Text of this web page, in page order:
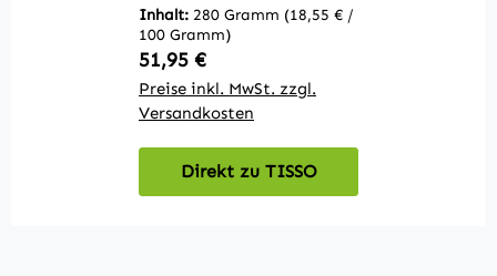
Inhalt: 280 Gramm (18,55 € /
100 Gramm)
Regulärer Preis:
51,95 €
Preise inkl. MwSt. zzgl.
Versandkosten
Direkt zu TISSO